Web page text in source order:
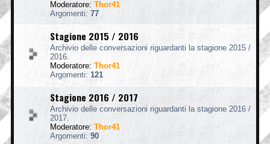
Moderatore: Thor41
Argomenti: 77
Stagione 2015 / 2016
Archivio delle conversazioni riguardanti la stagione 2015 /
2016.
Moderatore: Thor41
Argomenti: 121
Stagione 2016 / 2017
Archivio delle conversazioni riguardanti la stagione 2016 /
2017.
Moderatore: Thor41
Argomenti: 90